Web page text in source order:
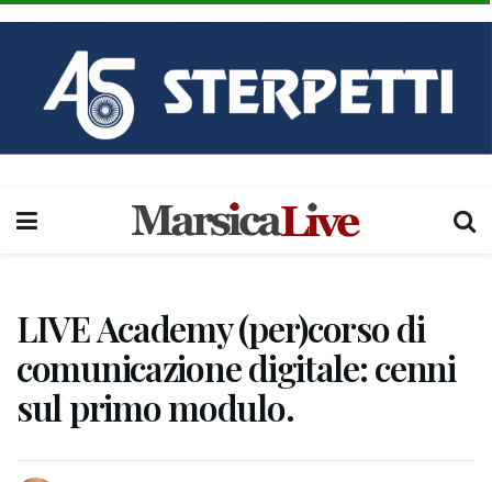
LIVE Academy (per)corso di
comunicazione digitale: cenni
sul primo modulo.